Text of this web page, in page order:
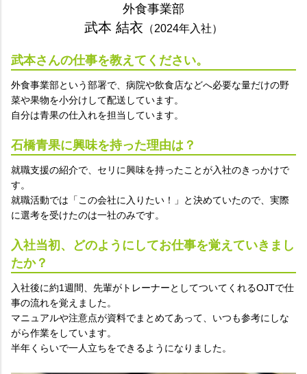
外食事業部
武本 結衣 （2024年入社）
武本さんの仕事を教えてください。
外食事業部という部署で、病院や飲食店などへ必要な量だけの野
菜や果物を小分けして配送しています。
自分は青果の仕入れを担当しています。
石橋青果に興味を持った理由は？
就職支援の紹介で、セリに興味を持ったことが入社のきっかけで
す。
就職活動では「この会社に入りたい！」と決めていたので、実際
に選考を受けたのは一社のみです。
入社当初、どのようにしてお仕事を覚えていきまし
たか？
入社後に約1週間、先輩がトレーナーとしてついてくれるOJTで仕
事の流れを覚えました。
マニュアルや注意点が資料でまとめてあって、いつも参考にしな
がら作業をしています。
半年くらいで一人立ちをできるようになりました。